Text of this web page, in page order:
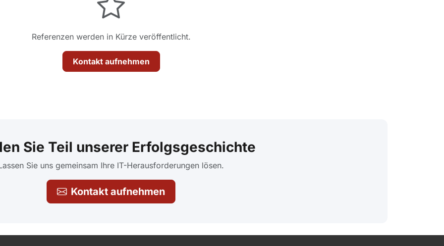
Referenzen werden in Kürze veröffentlicht.
Kontakt aufnehmen
Sie Teil unserer Erfolgsgeschichte
Sie uns gemeinsam Ihre IT-Herausforderungen lösen.
Kontakt aufnehmen